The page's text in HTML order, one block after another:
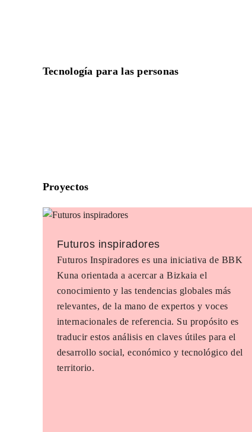
Tecnología para las personas
Proyectos
Futuros inspiradores
Futuros Inspiradores es una iniciativa de BBK
Kuna orientada a acercar a Bizkaia el
conocimiento y las tendencias globales más
relevantes, de la mano de expertos y voces
internacionales de referencia. Su propósito es
traducir estos análisis en claves útiles para el
desarrollo social, económico y tecnológico del
territorio.